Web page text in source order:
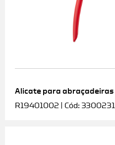
Alicate para abraçadeiras
R19401002 | Cód: 3300231